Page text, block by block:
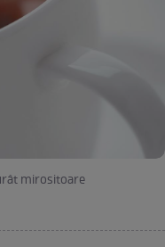
mirositoare